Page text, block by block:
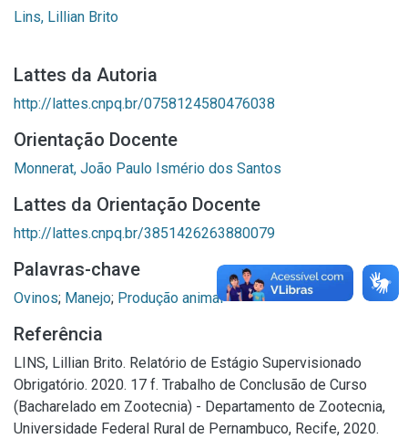
Lins, Lillian Brito
Lattes da Autoria
http://lattes.cnpq.br/0758124580476038
Orientação Docente
Monnerat, João Paulo Ismério dos Santos
Lattes da Orientação Docente
http://lattes.cnpq.br/3851426263880079
Palavras-chave
Ovinos; Manejo; Produção animal
Referência
LINS, Lillian Brito. Relatório de Estágio Supervisionado
Obrigatório. 2020. 17 f. Trabalho de Conclusão de Curso
(Bacharelado em Zootecnia) - Departamento de Zootecnia,
Universidade Federal Rural de Pernambuco, Recife, 2020.